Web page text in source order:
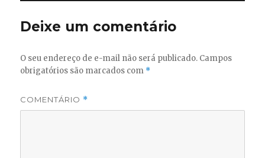
Deixe um comentário
O seu endereço de e-mail não será publicado. Campos
obrigatórios são marcados com *
COMENTÁRIO *